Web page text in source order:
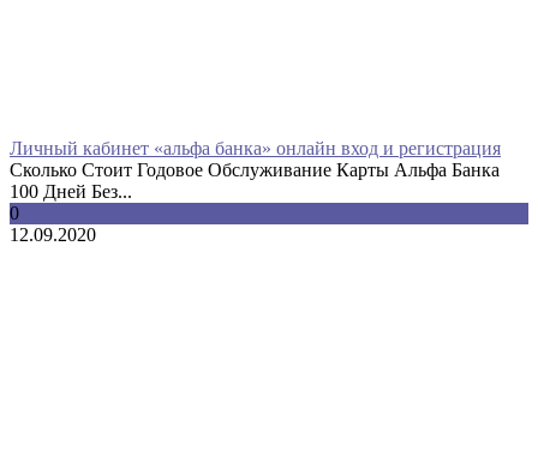
Личный кабинет «альфа банка» онлайн вход и регистрация
Сколько Стоит Годовое Обслуживание Карты Альфа Банка
100 Дней Без...
0
12.09.2020